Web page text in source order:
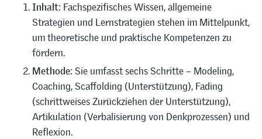
Inhalt: Fachspezifisches Wissen, allgemeine
Strategien und Lernstrategien stehen im Mittelpunkt,
um theoretische und praktische Kompetenzen zu
fördern.
Methode: Sie umfasst sechs Schritte – Modeling,
Coaching, Scaffolding (Unterstützung), Fading
(schrittweises Zurückziehen der Unterstützung),
Artikulation (Verbalisierung von Denkprozessen) und
Reflexion.